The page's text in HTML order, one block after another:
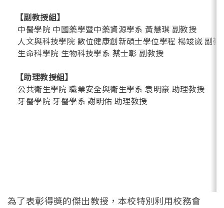
【副教授組】
中醫學院 中國藥學暨中藥資源學系 黃慧琪 副教授
人文與科技學院 數位健康創新碩士學位學程 楊竣崴 副教
生命科學院 生物科技學系 蔡士彰 副教授
【助理教授組】
公共衛生學院 職業安全與衛生學系 袁明豪 助理教授
牙醫學院 牙醫學系 謝明佑 助理教授
為了表彰得獎的傑出教授，本校特別利用校務會